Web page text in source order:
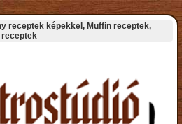
receptek képekkel, Muffin receptek,
receptek